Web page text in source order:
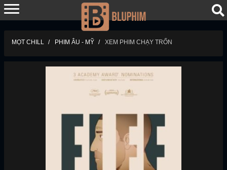
MỌT CHILL PHIM ÂU - MỸ XEM PHIM CHẠY TRỐN